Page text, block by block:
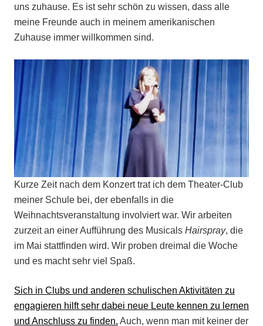
uns zuhause. Es ist sehr schön zu wissen, dass alle
meine Freunde auch in meinem amerikanischen
Zuhause immer willkommen sind.
Kurze Zeit nach dem Konzert trat ich dem Theater-Club
meiner Schule bei, der ebenfalls in die
Weihnachtsveranstaltung involviert war. Wir arbeiten
zurzeit an einer Aufführung des Musicals Hairspray, die
im Mai stattfinden wird. Wir proben dreimal die Woche
und es macht sehr viel Spaß.
Sich in Clubs und anderen schulischen Aktivitäten zu
engagieren hilft sehr dabei neue Leute kennen zu lernen
und Anschluss zu finden. Auch, wenn man mit keiner der